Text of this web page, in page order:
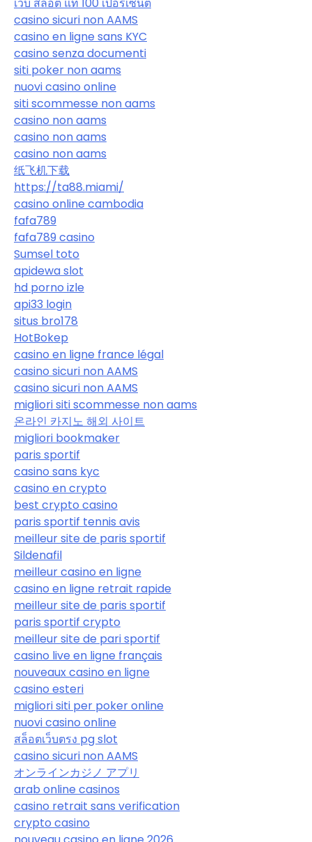
เว็บ สล็อต แท้ 100 เปอร์เซ็นต์
casino sicuri non AAMS
casino en ligne sans KYC
casino senza documenti
siti poker non aams
nuovi casino online
siti scommesse non aams
casino non aams
casino non aams
casino non aams
纸飞机下载
https://ta88.miami/
casino online cambodia
fafa789
fafa789 casino
Sumsel toto
apidewa slot
hd porno izle
api33 login
situs bro178
HotBokep
casino en ligne france légal
casino sicuri non AAMS
casino sicuri non AAMS
migliori siti scommesse non aams
온라인 카지노 해외 사이트
migliori bookmaker
paris sportif
casino sans kyc
casino en crypto
best crypto casino
paris sportif tennis avis
meilleur site de paris sportif
Sildenafil
meilleur casino en ligne
casino en ligne retrait rapide
meilleur site de paris sportif
paris sportif crypto
meilleur site de pari sportif
casino live en ligne français
nouveaux casino en ligne
casino esteri
migliori siti per poker online
nuovi casino online
สล็อตเว็บตรง pg slot
casino sicuri non AAMS
オンラインカジノ アプリ
arab online casinos
casino retrait sans verification
crypto casino